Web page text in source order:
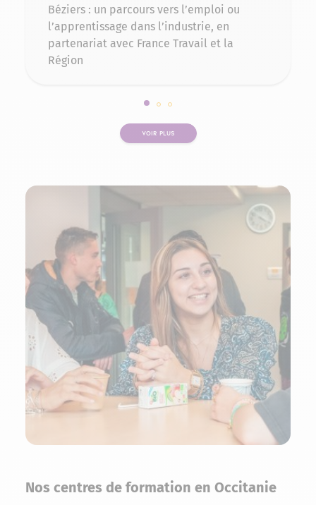
Béziers : un parcours vers l’emploi ou
l’apprentissage dans l’industrie, en
partenariat avec France Travail et la
Région
Slide 1 sur 3
Slide 2 sur 3
Slide 3 sur 3
VOIR PLUS
Nos centres de formation en Occitanie